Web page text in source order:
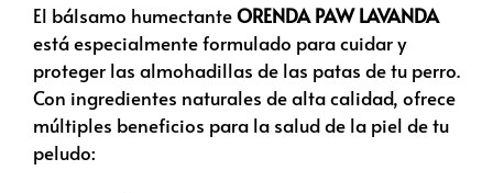
El bálsamo humectanteORENDA PAW LAVANDA
está especialmente formulado para cuidar y
proteger las almohadillas de las patas de tu perro.
Con ingredientes naturales de alta calidad, ofrece
múltiples beneficios para la salud de la piel de tu
peludo: